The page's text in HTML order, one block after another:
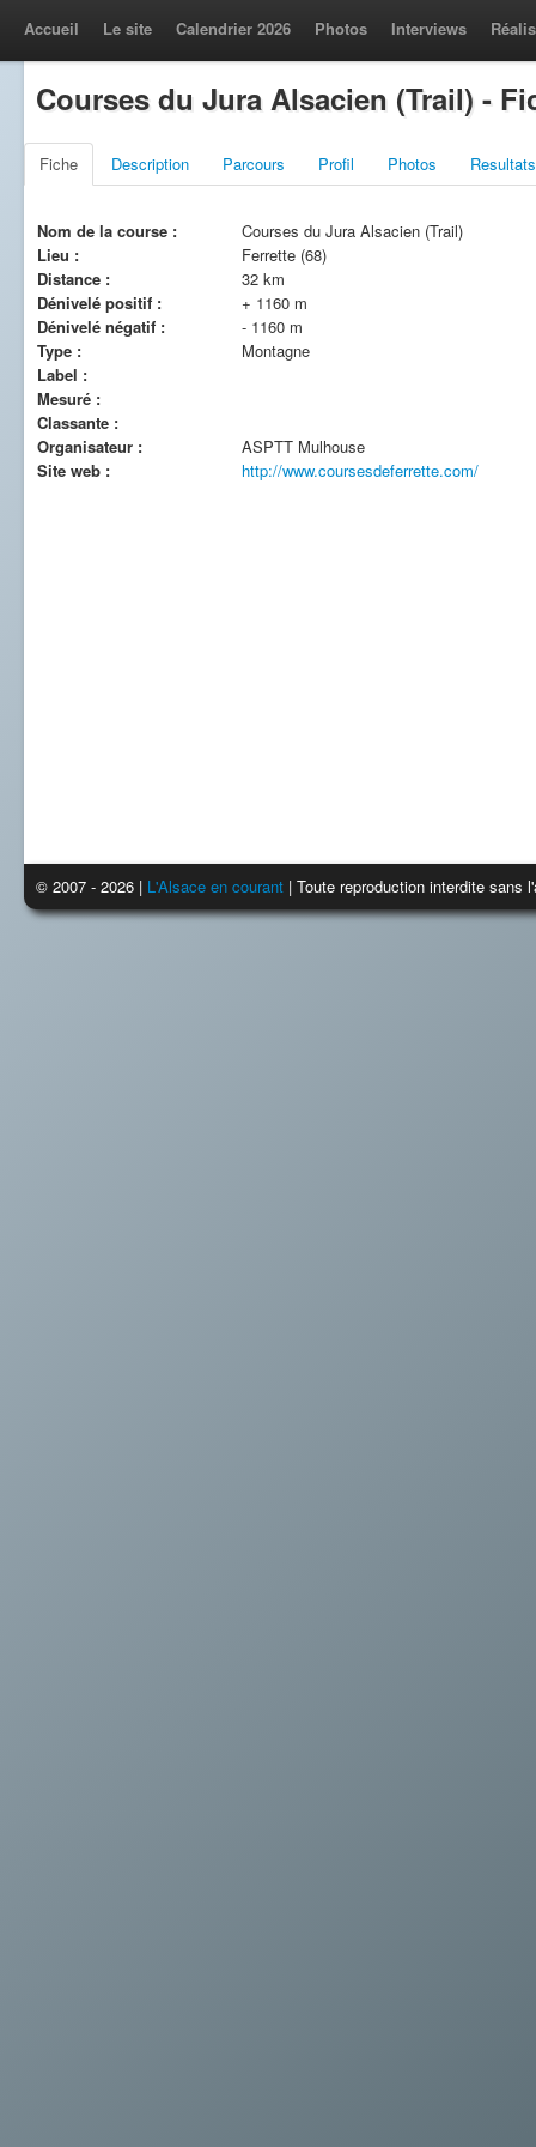
Accueil Le site Calendrier 2026 Photos Interviews
Courses du Jura Alsacien (Trail) -
Fiche Description Parcours Profil Photos Resultats
Nom de la course :
Courses du Jura Alsacien (Trail)
Lieu :
Ferrette (68)
Distance :
32 km
Dénivelé positif :
+ 1160 m
Dénivelé négatif :
- 1160 m
Type :
Montagne
Label :
Mesuré :
Classante :
Organisateur :
ASPTT Mulhouse
Site web :
http://www.coursesdeferrette.com/
© 2007 - 2026 | L'Alsace en courant | Toute reproduction interdite sans